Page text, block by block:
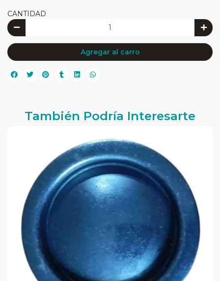
CANTIDAD
Agregar al carro
También Podría Interesarte